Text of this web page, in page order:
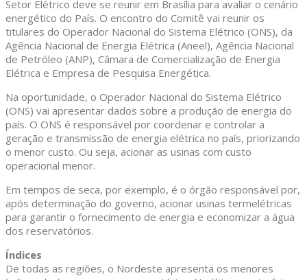
Setor Elétrico deve se reunir em Brasília para avaliar o cenário
energético do País. O encontro do Comitê vai reunir os
titulares do Operador Nacional do Sistema Elétrico (ONS), da
Agência Nacional de Energia Elétrica (Aneel), Agência Nacional
de Petróleo (ANP), Câmara de Comercialização de Energia
Elétrica e Empresa de Pesquisa Energética.
Na oportunidade, o Operador Nacional do Sistema Elétrico
(ONS) vai apresentar dados sobre a produção de energia do
país. O ONS é responsável por coordenar e controlar a
geração e transmissão de energia elétrica no país, priorizando
o menor custo. Ou seja, acionar as usinas com custo
operacional menor.
Em tempos de seca, por exemplo, é o órgão responsável por,
após determinação do governo, acionar usinas termelétricas
para garantir o fornecimento de energia e economizar a água
dos reservatórios.
Índices
De todas as regiões, o Nordeste apresenta os menores